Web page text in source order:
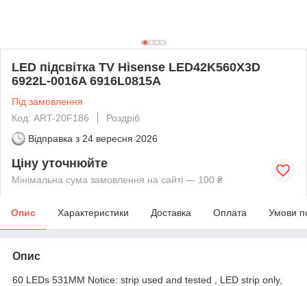
LED підсвітка TV Hisense LED42K560X3D
6922L-0016A 6916L0815A
Під замовлення
Код: ART-20F186
Роздріб
Відправка з 24 вересня 2026
Ціну уточнюйте
Мінімальна сума замовлення на сайті — 100 ₴
Опис Характеристики Доставка Оплата Умови
Опис
60 LEDs 531MM Notice: strip used and tested , LED strip only,